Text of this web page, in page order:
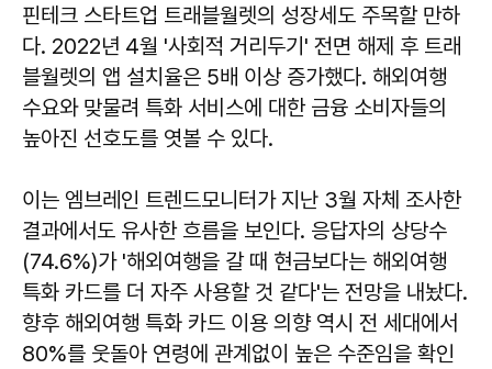
핀테크 스타트업 트래블월렛의 성장세도 주목할 만하
다. 2022년 4월 '사회적 거리두기' 전면 해제 후 트래
블월렛의 앱 설치율은 5배 이상 증가했다. 해외여행
수요와 맞물려 특화 서비스에 대한 금융 소비자들의
높아진 선호도를 엿볼 수 있다.
이는 엠브레인 트렌드모니터가 지난 3월 자체 조사한
결과에서도 유사한 흐름을 보인다. 응답자의 상당수
(74.6%)가 '해외여행을 갈 때 현금보다는 해외여행
특화 카드를 더 자주 사용할 것 같다'는 전망을 내놨다.
향후 해외여행 특화 카드 이용 의향 역시 전 세대에서
80%를 웃돌아 연령에 관계없이 높은 수준임을 확인